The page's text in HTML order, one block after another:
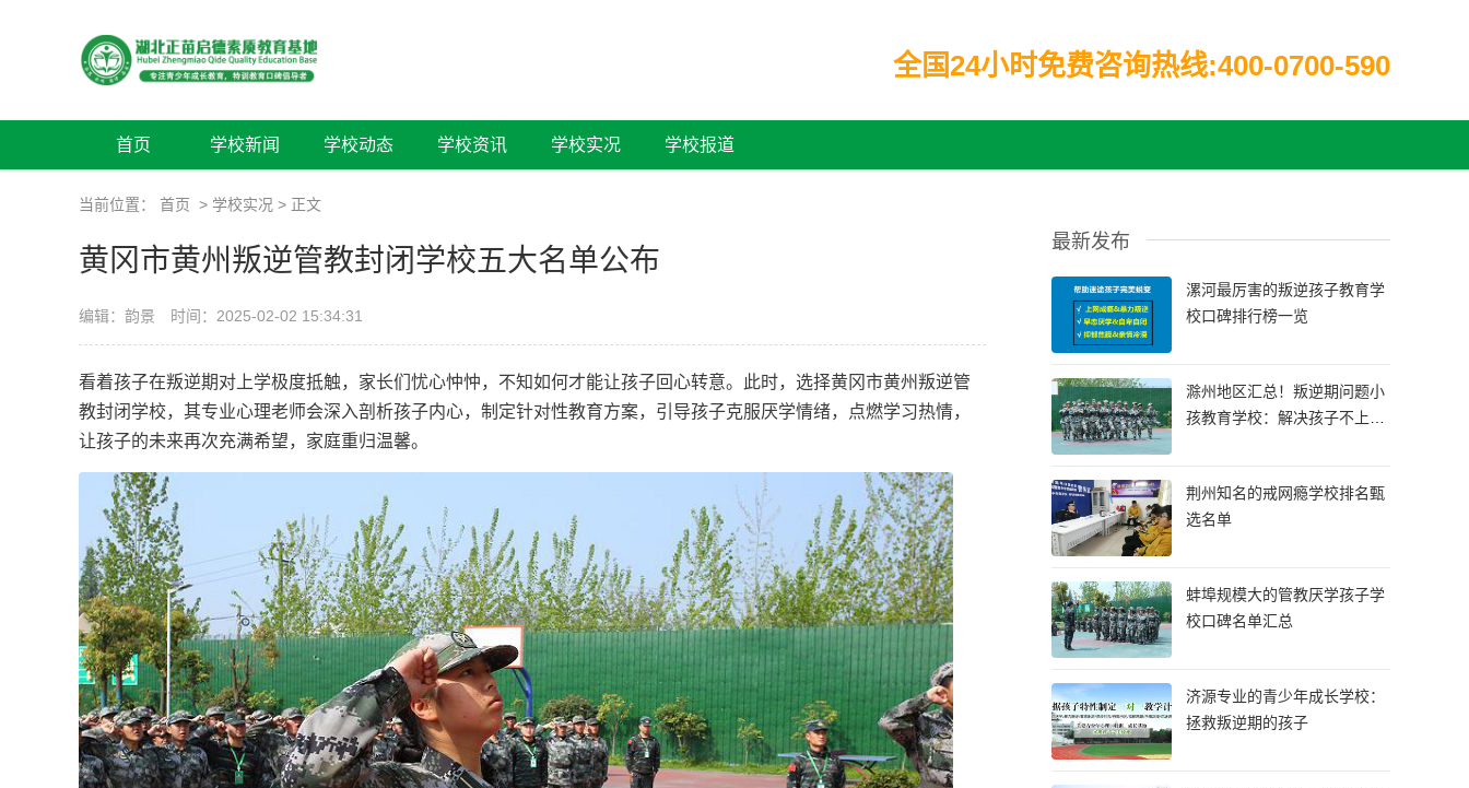
全国24小时免费咨询热线:400-0700-590
首页 学校新闻 学校动态 学校资讯 学校实况 学校报道
当前位置： 首页 > 学校实况 > 正文
黄冈市黄州叛逆管教封闭学校五大名单公布
编辑：韵景 时间：2025-02-02 15:34:31
看着孩子在叛逆期对上学极度抵触，家长们忧心忡忡，不知如何才能让孩子回心转意。此时，选择黄冈市黄州叛逆管
教封闭学校，其专业心理老师会深入剖析孩子内心，制定针对性教育方案，引导孩子克服厌学情绪，点燃学习热情，
让孩子的未来再次充满希望，家庭重归温馨。
最新发布
漯河最厉害的叛逆孩子教育学
校口碑排行榜一览
滁州地区汇总！叛逆期问题小
孩教育学校：解决孩子不上学
荆州知名的戒网瘾学校排名甄
选名单
蚌埠规模大的管教厌学孩子学
校口碑名单汇总
济源专业的青少年成长学校：
拯救叛逆期的孩子